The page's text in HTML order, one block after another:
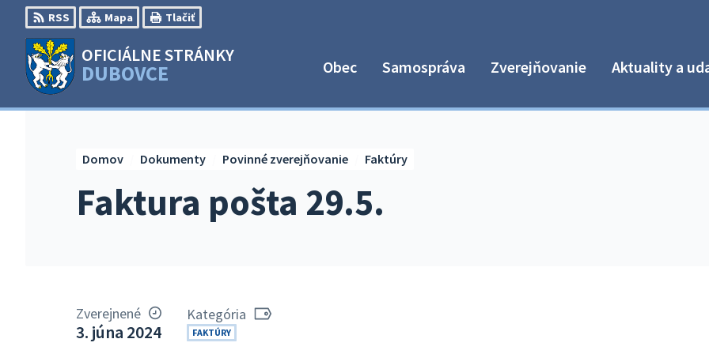
Preskočiť
na
obsah
RSS Mapa Tlačiť
OFICIÁLNE STRÁNKY
DUBOVCE Obec Samospráva Zverejňovanie Aktuality a
Faktura pošta 29.5.
Domov Dokumenty Povinné zverejňovanie Faktúry
Zverejnené
3. júna 2024
Kategória
FAKTÚRY